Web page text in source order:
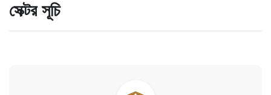
সেক্টর সূচি